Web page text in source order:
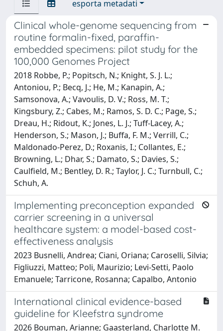
esporta metadati
Clinical whole-genome sequencing from
routine formalin-fixed, paraffin-
embedded specimens: pilot study for the
100,000 Genomes Project
2018 Robbe, P.; Popitsch, N.; Knight, S. J. L.;
Antoniou, P.; Becq, J.; He, M.; Kanapin, A.;
Samsonova, A.; Vavoulis, D. V.; Ross, M. T.;
Kingsbury, Z.; Cabes, M.; Ramos, S. D. C.; Page, S.;
Dreau, H.; Ridout, K.; Jones, L. J.; Tuff-Lacey, A.;
Henderson, S.; Mason, J.; Buffa, F. M.; Verrill, C.;
Maldonado-Perez, D.; Roxanis, I.; Collantes, E.;
Browning, L.; Dhar, S.; Damato, S.; Davies, S.;
Caulfield, M.; Bentley, D. R.; Taylor, J. C.; Turnbull, C.;
Schuh, A.
Implementing preconception expanded
carrier screening in a universal
healthcare system: a model-based cost-
effectiveness analysis
2023 Busnelli, Andrea; Ciani, Oriana; Caroselli, Silvia;
Figliuzzi, Matteo; Poli, Maurizio; Levi-Setti, Paolo
Emanuele; Tarricone, Rosanna; Capalbo, Antonio
International clinical evidence-based
guideline for Kleefstra syndrome
2026 Bouman, Arianne; Gaasterland, Charlotte M.